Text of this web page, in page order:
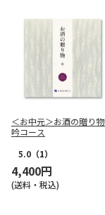
＜お中元＞お酒の贈り
吟コース
5.0 （1）
4,400円
(送料・税込)